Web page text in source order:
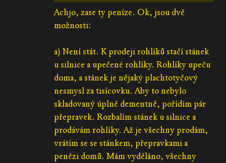
Achjo, zase ty peníze. Ok, jsou dvě
možnosti:
a) Není stát. K prodeji rohlíků stačí stánek
u silnice a upečené rohlíky. Rohlíky upeču
doma, a stánek je nějaký plachtotyčový
nesmysl za tisícovku. Aby to nebylo
skladovaný úplně dementně, pořídím pár
přepravek. Rozbalím stánek u silnice a
prodávám rohlíky. Až je všechny prodám,
vrátím se se stánkem, přepravkami a
penězi domů. Mám vyděláno, všechny